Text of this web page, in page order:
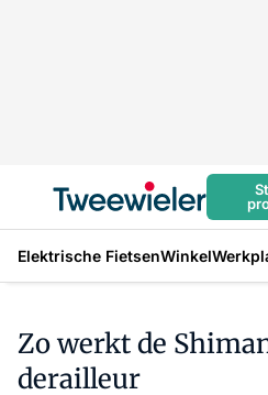
Elektrische FietsenWinkel
Zo werkt de
derailleur